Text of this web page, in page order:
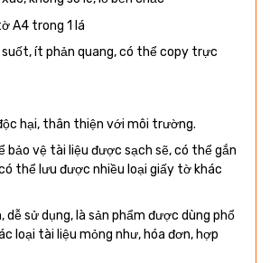
A4 trong 1 lá
ít phản quang, có thể copy trực
hại, thân thiện với môi trường.
bảo vệ tài liệu được sạch sẽ, có thể gắn
thể lưu được nhiều loại giấy tờ khác
dễ sử dụng, là sản phẩm được dùng phổ
loại tài liệu mỏng như, hóa đơn, hợp